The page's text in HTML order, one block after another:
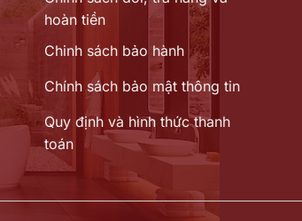
hoàn tiền
Chinh sách bảo hành
Chính sách bảo mật thông tin
Quy định và hình thức thanh
toán